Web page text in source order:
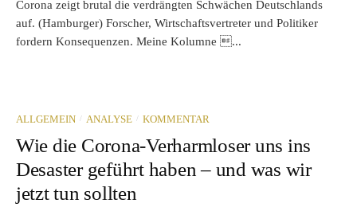
Corona zeigt brutal die verdrängten Schwächen Deutschlands
auf. (Hamburger) Forscher, Wirtschaftsvertreter und Politiker
fordern Konsequenzen. Meine Kolumne ...
ALLGEMEIN / ANALYSE / KOMMENTAR
Wie die Corona-Verharmloser uns ins
Desaster geführt haben – und was wir
jetzt tun sollten